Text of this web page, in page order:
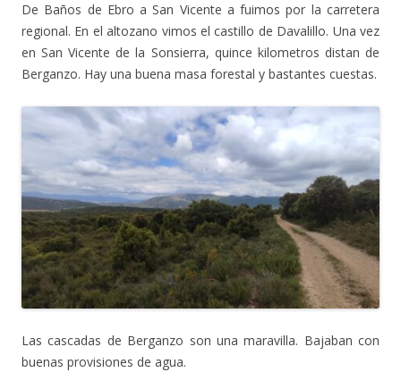
De Baños de Ebro a San Vicente a fuimos por la carretera
regional. En el altozano vimos el castillo de Davalillo. Una vez
en San Vicente de la Sonsierra, quince kilometros distan de
Berganzo. Hay una buena masa forestal y bastantes cuestas.
Las cascadas de Berganzo son una maravilla. Bajaban con
buenas provisiones de agua.